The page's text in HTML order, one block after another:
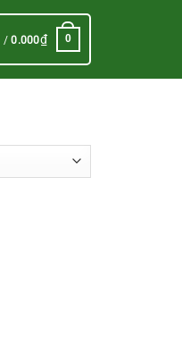
/0.000₫ 0